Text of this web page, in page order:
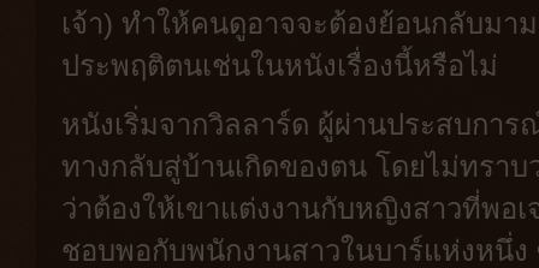
เจ้า) ทำให้คนดูอาจจะต้องย้อนกลับมา
ประพฤติตนเช่นในหนังเรื่องนี้หรือไม่
หนังเริ่มจากวิลลาร์ด ผู้ผ่านประสบการ
ทางกลับสู่บ้านเกิดของตน โดยไม่ทรา
ว่าต้องให้เขาแต่งงานกับหญิงสาวที่พอ
ชอบพอกับพนักงานสาวในบาร์แห่งหนึ่ง